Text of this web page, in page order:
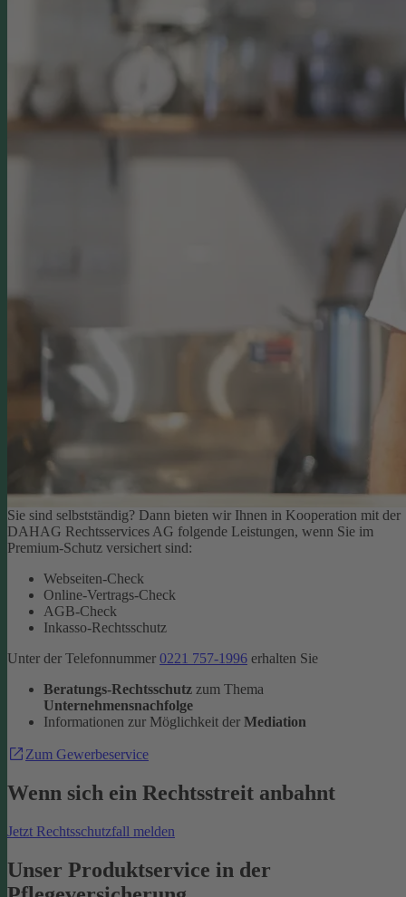
Sie sind selbstständig? Dann bieten wir Ihnen in Kooperation mit der
DAHAG Rechtsservices AG folgende Leistungen, wenn Sie im
Premium-Schutz versichert sind:
Webseiten-Check
Online-Vertrags-Check
AGB-Check
Inkasso-Rechtsschutz
Unter der Telefonnummer 0221 757-1996 erhalten Sie
Beratungs-Rechtsschutz zum Thema
Unternehmensnachfolge
Informationen zur Möglichkeit der Mediation
Zum Gewerbeservice
Wenn sich ein Rechtsstreit anbahnt
Jetzt Rechtsschutzfall melden
Unser Produktservice in der